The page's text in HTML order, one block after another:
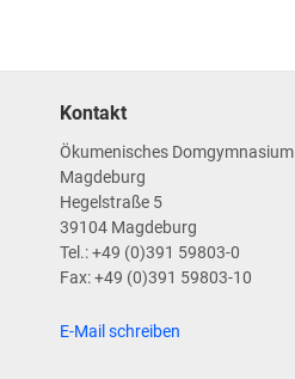
Kontakt
Ökumenisches Domgymnasium
Magdeburg
Hegelstraße 5
39104 Magdeburg
Tel.: +49 (0)391 59803-0
Fax: +49 (0)391 59803-10
E-Mail schreiben